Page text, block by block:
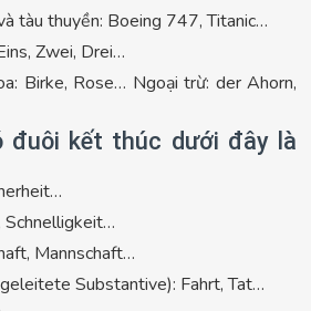
tàu thuyền: Boeing 747, Titanic…
Zwei, Drei…
Birke, Rose… Ngoại trừ: der Ahorn,
đuôi kết thúc dưới đây là
Mannschaft…
Substantive): Fahrt, Tat…